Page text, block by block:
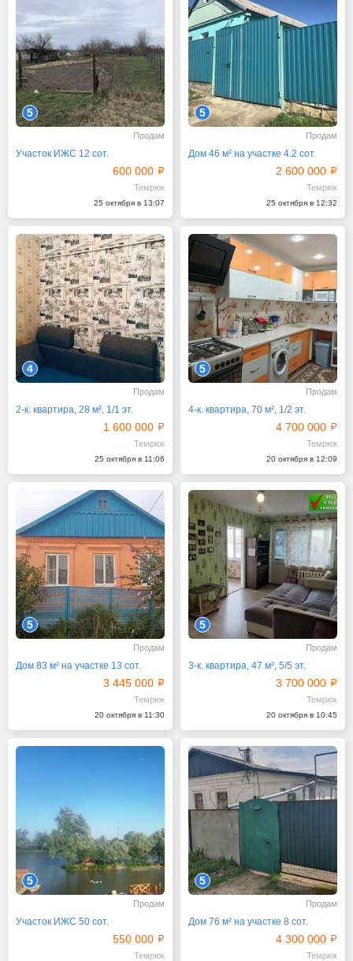
5
Продам
Участок ИЖС 12 сот.
600 000
Темрюк
25 октября в 13:07
5
Продам
Дом 46 м² на участке 4.2 сот.
2 600 000
Темрюк
25 октября в 12:32
4
Продам
2-к. квартира, 28 м², 1/1 эт.
1 600 000
Темрюк
25 октября в 11:06
5
Продам
4-к. квартира, 70 м², 1/2 эт.
4 700 000
Темрюк
20 октября в 12:09
5
Продам
Дом 83 м² на участке 13 сот.
3 445 000
Темрюк
20 октября в 11:30
5
Продам
3-к. квартира, 47 м², 5/5 эт.
3 700 000
Темрюк
20 октября в 10:45
5
Продам
Участок ИЖС 50 сот.
550 000
Темрюк
5
Продам
Дом 76 м² на участке 8 сот.
4 300 000
Темрюк